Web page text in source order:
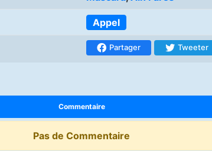
Appel
Partager Tweeter
Commentaire
Pas de Commentaire